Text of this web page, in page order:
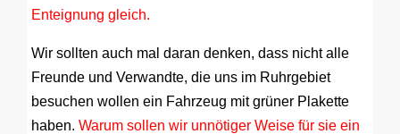
Enteignung gleich.
Wir sollten auch mal daran denken, dass nicht alle
Freunde und Verwandte, die uns im Ruhrgebiet
besuchen wollen ein Fahrzeug mit grüner Plakette
haben. Warum sollen wir unnötiger Weise für sie ein